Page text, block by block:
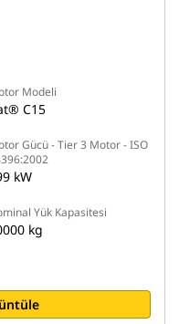
Modeli
C15
Gücü - Tier 3 Motor - ISO
kW
Yük Kapasitesi
kg